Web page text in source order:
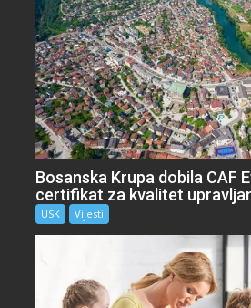
Bosanska Krupa dobila CAF
certifikat za kvalitet
USK Vijesti